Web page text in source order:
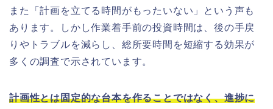
また「計画を立てる時間がもったいない」という声も
あります。しかし作業着手前の投資時間は、後の手戻
りやトラブルを減らし、総所要時間を短縮する効果が
多くの調査で示されています。
計画性とは固定的な台本を作ることではなく、進捗に